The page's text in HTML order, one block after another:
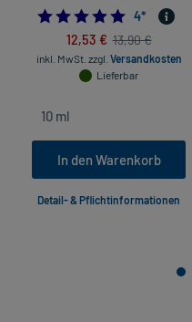
5.0
4*
12,53 € 13,90 €
inkl. MwSt. zzgl. Versandkosten
Lieferbar
In den Warenkorb
Detail- & Pflichtinformationen